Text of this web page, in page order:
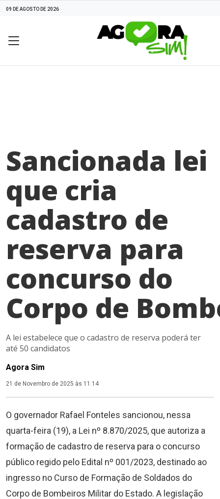
09 DE AGOSTO DE 2026
Sancionada lei
que cria
cadastro de
reserva para
concurso do
Corpo de
A lei estabelece que o cadastro de reserva poderá ter
até 50 candidatos
Agora Sim
21 de Novembro de 2025 às 11:14
O governador Rafael Fonteles sancionou, nessa
quarta-feira (19), a Lei nº 8.870/2025, que autoriza a
formação de cadastro de reserva para o concurso
público regido pelo Edital nº 001/2023, destinado ao
ingresso no Curso de Formação de Soldados do
Corpo de Bombeiros Militar do Estado. A legislação